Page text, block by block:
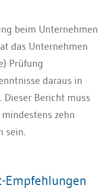
beim Unternehmen
das Unternehmen
Prüfung
daraus in
Dieser Bericht muss
zehn
sein.
Empfehlungen